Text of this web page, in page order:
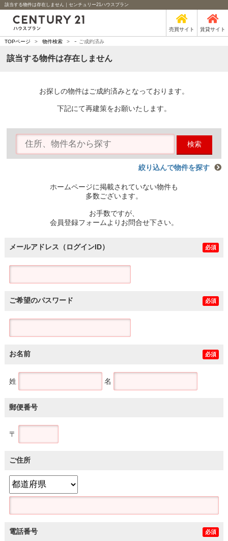
該当する物件は存在しません｜センチュリー21ハウスプラン
売買サイト 賃貸サイト
TOPページ > 物件検索 > - ご成約済み
該当する物件は存在しません
お探しの物件はご成約済みとなっております。
下記にて再建策をお願いたします。
検索
絞り込んで物件を探す
ホームページに掲載されていない物件も
多数ございます。
お手数ですが、
会員登録フォームよりお問合せ下さい。
メールアドレス（ログインID） 必須
ご希望のパスワード 必須
お名前 必須
姓 名
郵便番号
〒
ご住所
電話番号 必須